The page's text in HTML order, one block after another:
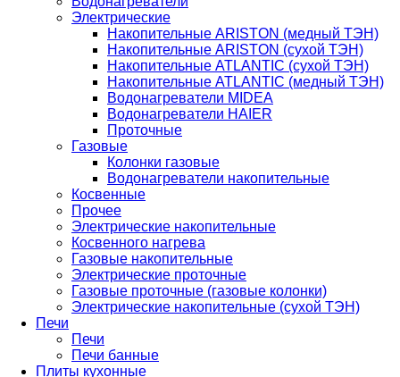
Электрические
Накопительные ARISTON (медный ТЭН)
Накопительные ARISTON (сухой ТЭН)
Накопительные ATLANTIC (сухой ТЭН)
Накопительные ATLANTIC (медный ТЭН)
Водонагреватели MIDEA
Водонагреватели HAIER
Проточные
Газовые
Колонки газовые
Водонагреватели накопительные
Косвенные
Прочее
Электрические накопительные
Косвенного нагрева
Газовые накопительные
Электрические проточные
Газовые проточные (газовые колонки)
Электрические накопительные (сухой ТЭН)
Печи
Печи
Печи банные
Плиты кухонные